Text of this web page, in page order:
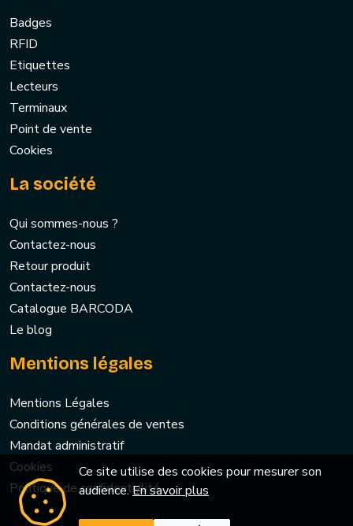
Badges
RFID
Etiquettes
Lecteurs
Terminaux
Point de vente
Cookies
La société
Qui sommes-nous ?
Contactez-nous
Retour produit
Contactez-nous
Catalogue BARCODA
Le blog
Mentions légales
Mentions Légales
Conditions générales de ventes
Mandat administratif
Cookies
Politique de confidentialité
Ce site utilise des cookies pour mesurer son
audience.En savoir plus